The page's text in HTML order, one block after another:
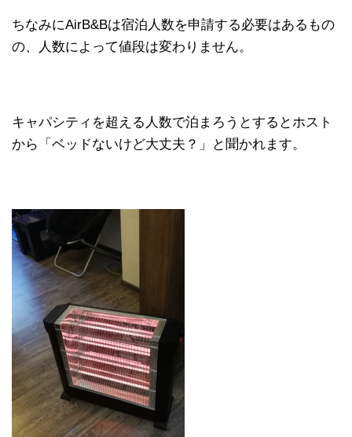
ちなみにAirB&Bは宿泊人数を申請する必要はあるもの
の、人数によって値段は変わりません。
キャパシティを超える人数で泊まろうとするとホスト
から「ベッドないけど大丈夫？」と聞かれます。